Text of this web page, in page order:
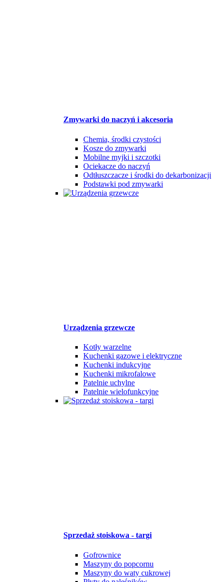
Zmywarki do naczyń i akcesoria
Chemia, środki czystości
Kosze do zmywarki
Mobilne myjki i szczotki
Ociekacze do naczyń
Odtłuszczacze i środki do dekarbonizacji
Podstawki pod zmywarki
Urządzenia grzewcze
Kotły warzelne
Kuchenki gazowe i elektryczne
Kuchenki indukcyjne
Kuchenki mikrofalowe
Patelnie uchylne
Patelnie wielofunkcyjne
Sprzedaż stoiskowa - targi
Gofrownice
Maszyny do popcornu
Maszyny do waty cukrowej